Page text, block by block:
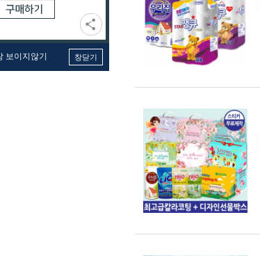
보이지않기 창닫기